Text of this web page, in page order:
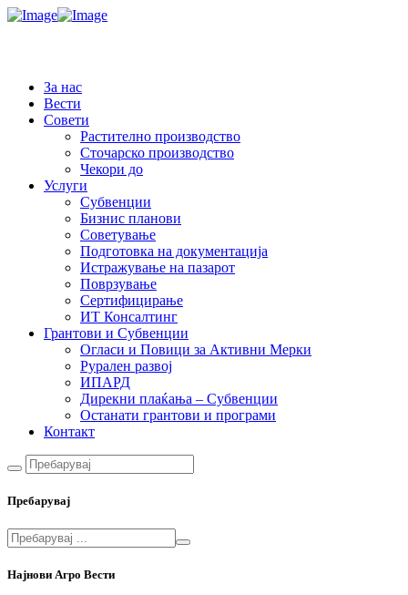
За нас
Вести
Совети
Растително производство
Сточарско производство
Чекори до
Услуги
Субвенции
Бизнис планови
Советување
Подготовка на документација
Истражување на пазарот
Поврзување
Сертифицирање
ИТ Консалтинг
Грантови и Субвенции
Огласи и Повици за Активни Мерки
Рурален развој
ИПАРД
Дирекни плаќања – Субвенции
Останати грантови и програми
Контакт
Пребарувај
Најнови Агро Вести